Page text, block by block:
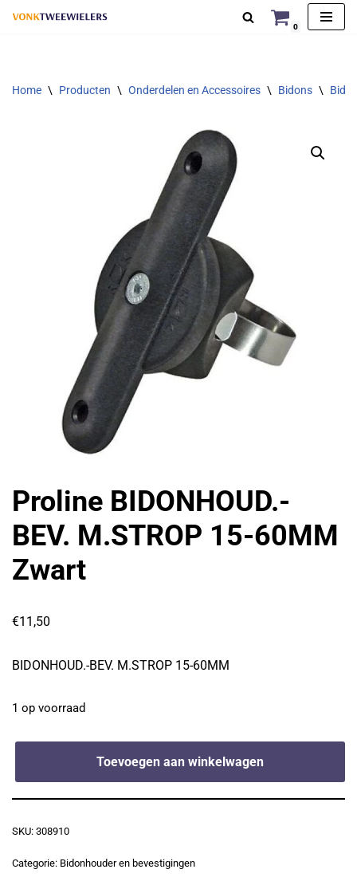
de
0
Home \ Producten \ Onderdelen en Accessoires \ Bidons \
Proline BIDONHOUD.-
BEV. M.STROP 15-60MM
Zwart
€11,50
BIDONHOUD.-BEV. M.STROP 15-60MM
1 op voorraad
Toevoegen aan winkelwagen
SKU: 308910
Categorie: Bidonhouder en bevestigingen